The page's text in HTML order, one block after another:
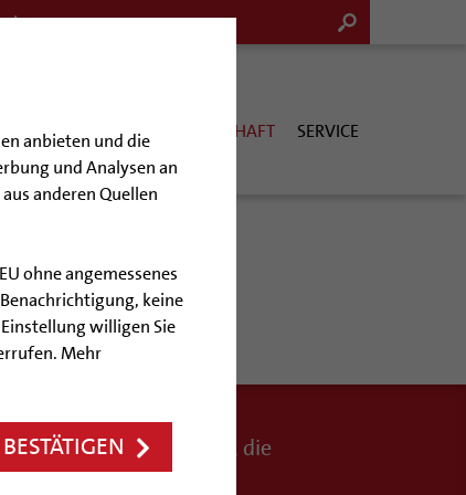
anbieten und die
und Analysen an
anderen Quellen
ohne angemessenes
keine
willigen Sie
Mehr
KIRCHE & GESELLSCHAFT SERVICE
und Büros, die